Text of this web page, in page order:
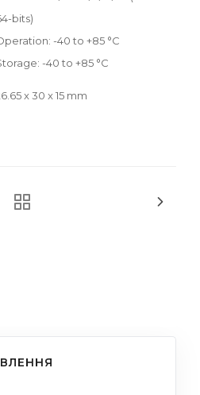
bits)
-40 to +85 °C
-40 to +85 °C
x 30 x 15 mm